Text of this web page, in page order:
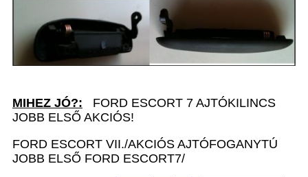
MIHEZ JÓ?: FORD ESCORT 7 AJTÓKILINCS
JOBB ELSŐ AKCIÓS!
FORD ESCORT VII./AKCIÓS AJTÓFOGANYTÚ
JOBB ELSŐ FORD ESCORT7/